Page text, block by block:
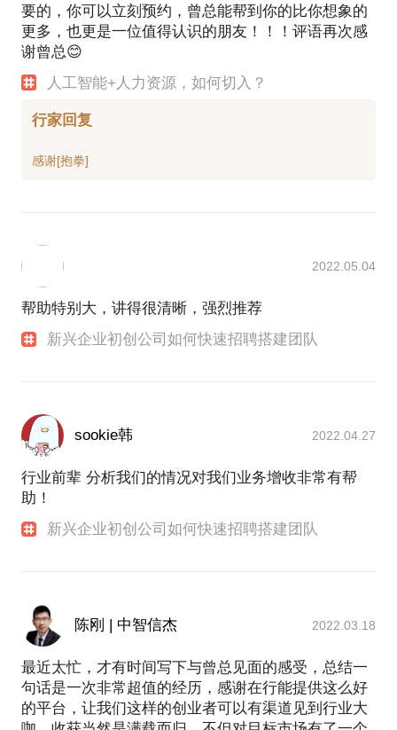
要的，你可以立刻预约，曾总能帮到你的比你想象的
更多，也更是一位值得认识的朋友！！！评语再次感
谢曾总😊
人工智能+人力资源，如何切入？
行家回复
2022.05.04
帮助特别大，讲得很清晰，强烈推荐
新兴企业初创公司如何快速招聘搭建团队
sookie韩 2022.04.27
行业前辈 分析我们的情况对我们业务增收非常有帮
助！
新兴企业初创公司如何快速招聘搭建团队
陈刚 | 中智信杰 2022.03.18
最近太忙，才有时间写下与曾总见面的感受，总结一
句话是一次非常超值的经历，感谢在行能提供这么好
的平台，让我们这样的创业者可以有渠道见到行业大